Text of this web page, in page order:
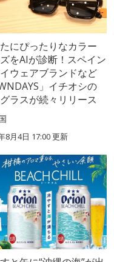
にぴったりなカラー
をAIが診断！スペイン
ウェアブランドなど
」イチオシの
ラスが続々リリース
8月4日 17:00更新